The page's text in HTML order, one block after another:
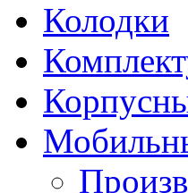
Колодки